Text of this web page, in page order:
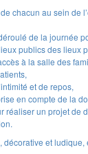
chacun au sein de
de la journée
publics des lieux
à la salle des
et de repos,
en compte de la
réaliser un projet de
décorative et ludique,